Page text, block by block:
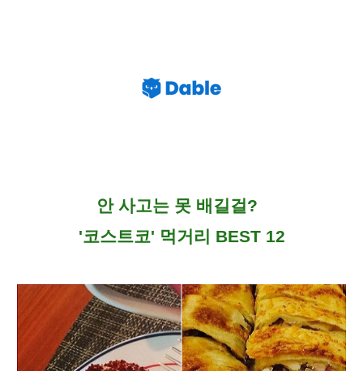
안 사고는 못 배길걸?
'코스트코' 먹거리 BEST 12